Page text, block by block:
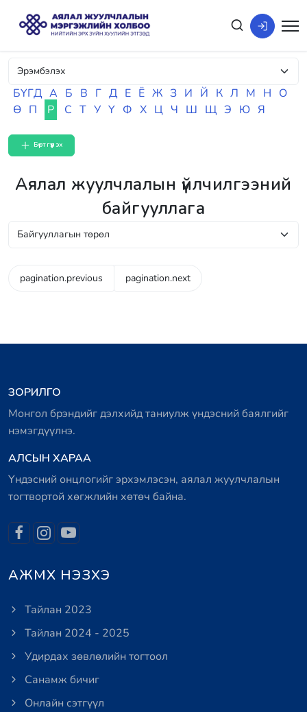
БҮГД А Б В Г Д Е Ё Ж З И Й К Л М Н О
Ө П Р С Т У Ү Ф Х Ц Ч Ш Щ Э Ю Я
Бүртгүүлэх
Аялал жуулчлалын үйлчилгээний
байгууллага
pagination.previous pagination.next
ЗОРИЛГО
Монгол брэндийг дэлхийд таниулж үндэсний баялгийг
нэмэгдүүлнэ.
АЛСЫН ХАРАА
Үндэсний онцлогийг эрхэмлэсэн, аялал жуулчлалын
тогтвортой хөгжлийн хөтөч байна.
АЖМХ НЭЗХЭ
Тайлан 2023
Тайлан 2024 - 2025
Удирдах зөвлөлийн тогтоол
Санамж бичиг
Онлайн сэтгүүл